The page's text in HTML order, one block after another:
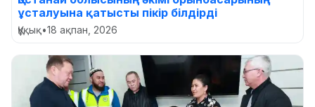
ұсталуына қатысты пікір білдірді
Құқық•18 ақпан, 2026